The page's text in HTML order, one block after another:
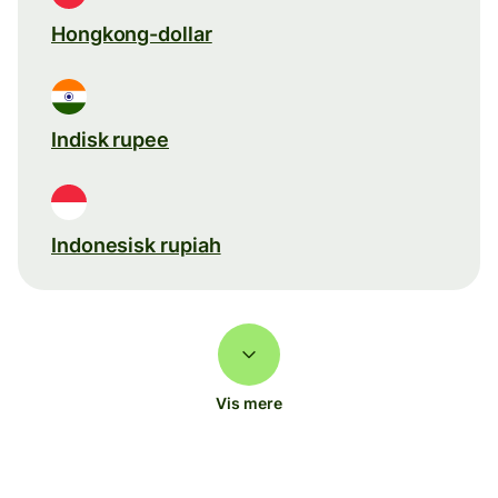
Hongkong-dollar
Indisk rupee
Indonesisk rupiah
Vis mere